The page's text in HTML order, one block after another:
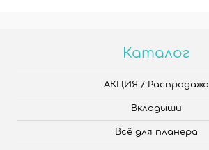
Каталог
АКЦИЯ / Распродажа
Вкладыши
Всё для планера